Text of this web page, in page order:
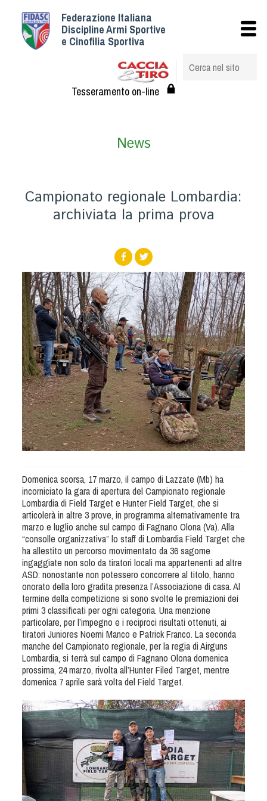
Federazione Italiana
Discipline Armi Sportive
e Cinofilia Sportiva
Tesseramento on-line
News
Campionato regionale Lombardia:
archiviata la prima prova
Domenica scorsa, 17 marzo, il campo di Lazzate (Mb) ha
incorniciato la gara di apertura del Campionato regionale
Lombardia di Field Target e Hunter Field Target, che si
articolerà in altre 3 prove, in programma alternativamente tra
marzo e luglio anche sul campo di Fagnano Olona (Va). Alla
“consolle organizzativa” lo staff di Lombardia Field Target che
ha allestito un percorso movimentato da 36 sagome
ingaggiate non solo da tiratori locali ma appartenenti ad altre
ASD: nonostante non potessero concorrere al titolo, hanno
onorato della loro gradita presenza l’Associazione di casa. Al
termine della competizione si sono svolte le premiazioni dei
primi 3 classificati per ogni categoria. Una menzione
particolare, per l’impegno e i reciproci risultati ottenuti, ai
tiratori Juniores Noemi Manco e Patrick Franco. La seconda
manche del Campionato regionale, per la regia di Airguns
Lombardia, si terrà sul campo di Fagnano Olona domenica
prossima, 24 marzo, rivolta all’Hunter Filed Target, mentre
domenica 7 aprile sarà volta del Field Target.
Istituzionale
Struttura
Albo Veterinari federali
Statuto e Regolamenti
Assicurazione
Convenzioni
Tesserati
Albo Fornitori
Referenti e gruppi di lavoro regionali
Scuole Federali
Tecnici
Direttori di Gara
Formazione
Calendario Manifestazioni
Organi di Giustizia - Dispositivi
Modelli e moduli
Albo Atleti Cinofili
Guida Locandine Ufficiali
Tiro di Campagna
English e Training Sporting
Tiro a Palla
Tiro con l'arco da caccia
Field Target
Paintball
Softair
Cinofilia Sportiva
Agility
DiscDog
Dog Balance
Dog Trail